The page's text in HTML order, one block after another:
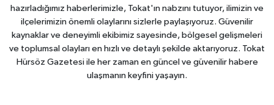
hazırladığımız haberlerimizle, Tokat'ın nabzını tutuyor, ilimizin ve
ilçelerimizin önemli olaylarını sizlerle paylaşıyoruz. Güvenilir
kaynaklar ve deneyimli ekibimiz sayesinde, bölgesel gelişmeleri
ve toplumsal olayları en hızlı ve detaylı şekilde aktarıyoruz. Tokat
Hürsöz Gazetesi ile her zaman en güncel ve güvenilir habere
ulaşmanın keyfini yaşayın.